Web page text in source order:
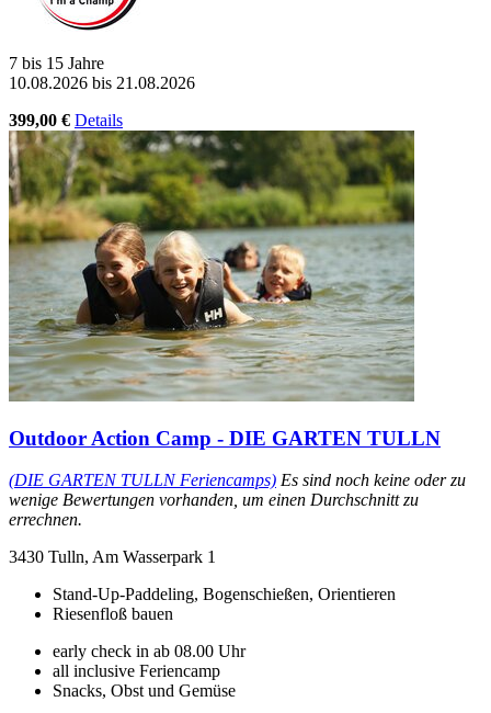
7 bis 15 Jahre
10.08.2026 bis 21.08.2026
399,00 € Details
Outdoor Action Camp - DIE GARTEN TULLN
(DIE GARTEN TULLN Feriencamps) Es sind noch keine oder zu
wenige Bewertungen vorhanden, um einen Durchschnitt zu
errechnen.
3430 Tulln, Am Wasserpark 1
Stand-Up-Paddeling, Bogenschießen, Orientieren
Riesenfloß bauen
early check in ab 08.00 Uhr
all inclusive Feriencamp
Snacks, Obst und Gemüse